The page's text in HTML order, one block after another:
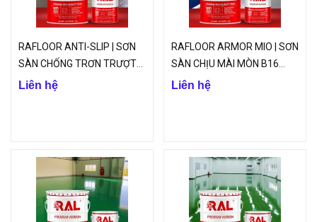
RAFLOOR ANTI-SLIP | SƠN
SÀN CHỐNG TRƠN TRƯỢT
B17 | VINP
Liên hệ
RAFLOOR ARMOR MIO | SƠN
SÀN CHỊU MÀI MÒN B16
(TRUNG GIAN)
Liên hệ